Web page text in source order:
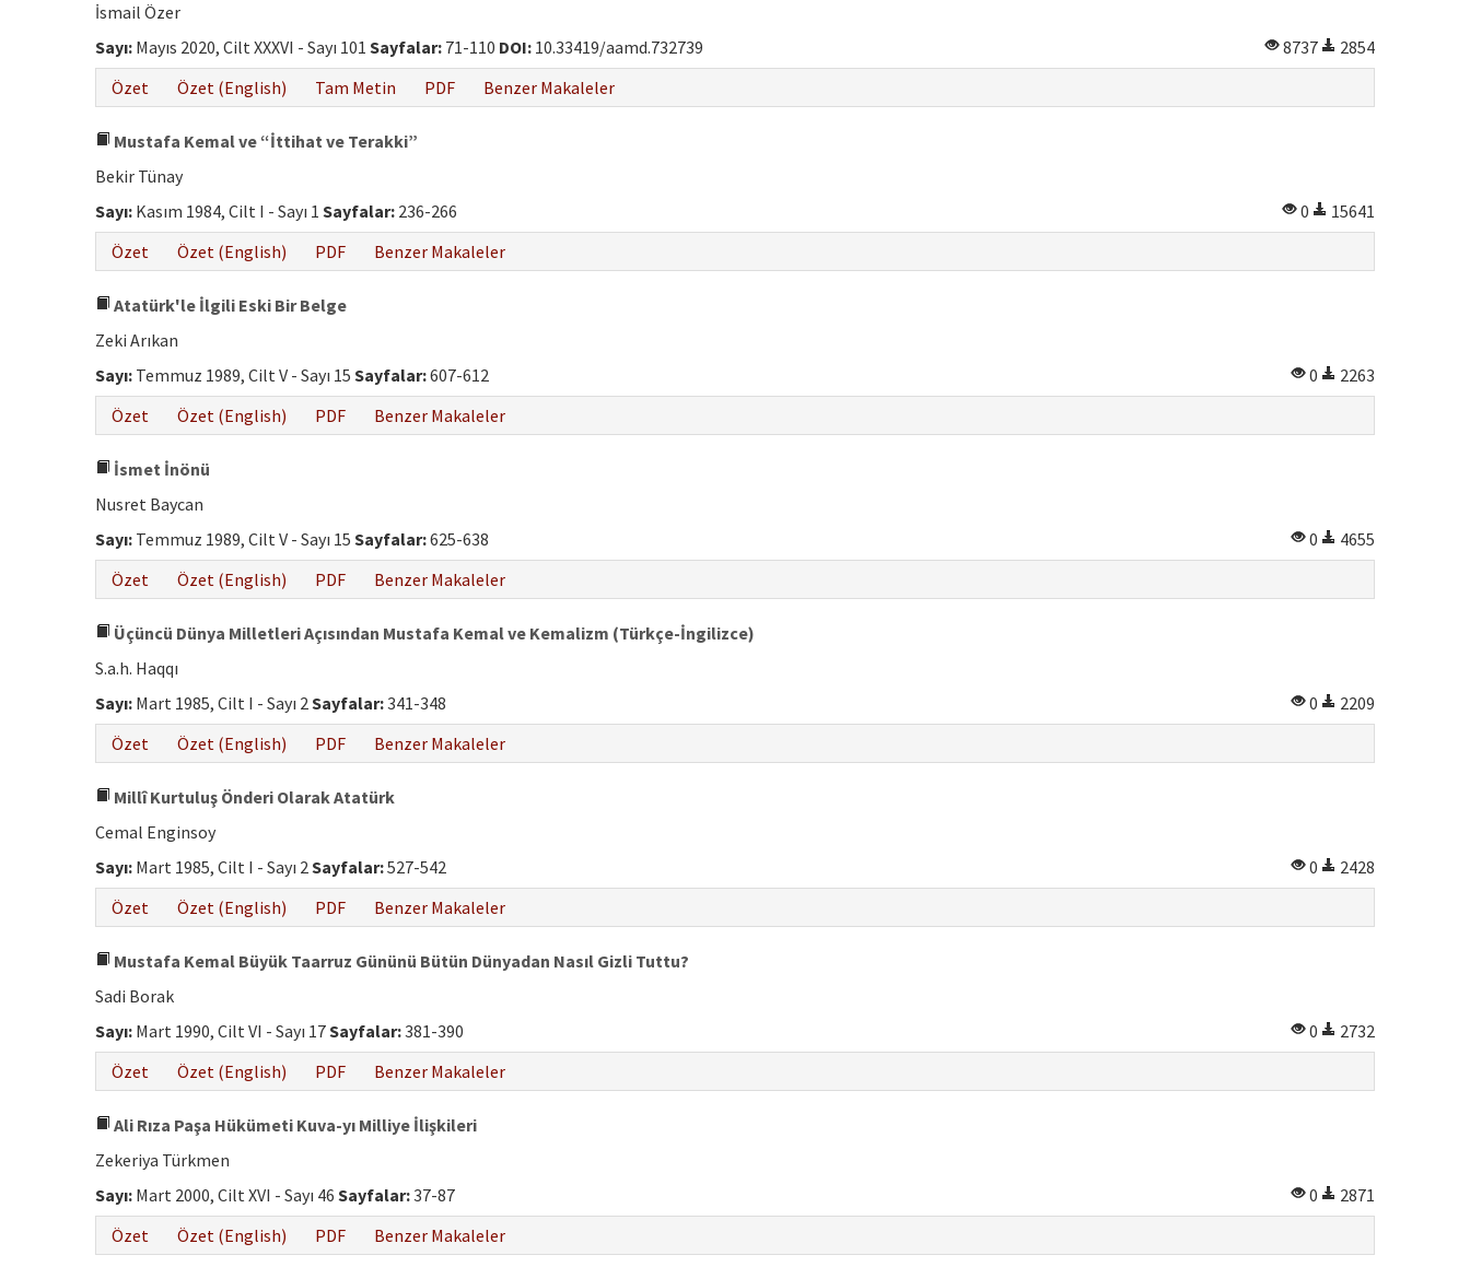
İsmail Özer
Sayı: Mayıs 2020, Cilt XXXVI - Sayı 101 Sayfalar: 71-110 DOI: 10.33419/aamd.732739 8737
2854
Özet
Özet (English) Tam Metin PDF Benzer Makaleler
Mustafa Kemal ve “İttihat ve Terakki”
Bekir Tünay
Sayı: Kasım 1984, Cilt I - Sayı 1 Sayfalar: 236-266 0
15641
Özet
Özet (English) PDF Benzer Makaleler
Atatürk'le İlgili Eski Bir Belge
Zeki Arıkan
Sayı: Temmuz 1989, Cilt V - Sayı 15 Sayfalar:607-612 0
2263
Özet
Özet (English) PDF Benzer Makaleler
İsmet İnönü
Nusret Baycan
Sayı: Temmuz 1989, Cilt V - Sayı 15 Sayfalar:625-638 0
4655
Özet
Özet (English) PDF Benzer Makaleler
Üçüncü Dünya Milletleri Açısından Mustafa Kemal ve Kemalizm (Türkçe-İngilizce)
S.a.h. Haqqı
Sayı: Mart 1985, Cilt I - Sayı 2Sayfalar:341-348 0
2209
Özet
Özet (English) PDF Benzer Makaleler
Millî Kurtuluş Önderi Olarak Atatürk
Cemal Enginsoy
Sayı: Mart 1985, Cilt I - Sayı 2Sayfalar:527-542 0
2428
Özet
Özet (English) PDF Benzer Makaleler
Mustafa Kemal Büyük Taarruz Gününü Bütün Dünyadan Nasıl Gizli Tuttu?
Sadi Borak
Sayı: Mart 1990, Cilt VI - Sayı 17Sayfalar:381-390 0
2732
Özet
Özet (English) PDF Benzer Makaleler
Ali Rıza Paşa Hükümeti Kuva-yı Milliye İlişkileri
Zekeriya Türkmen
Sayı: Mart 2000, Cilt XVI - Sayı 46 Sayfalar:37-87 0
2871
Özet
Özet (English) PDF Benzer Makaleler